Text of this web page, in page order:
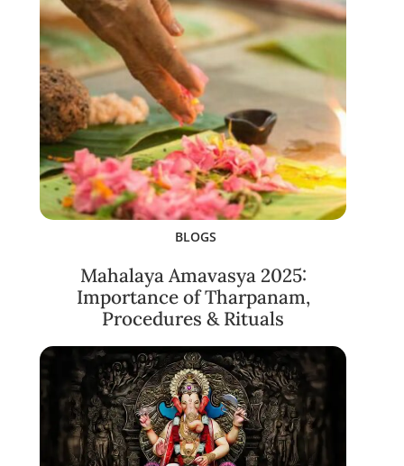
BLOGS
Mahalaya Amavasya 2025:
Importance of Tharpanam,
Procedures & Rituals